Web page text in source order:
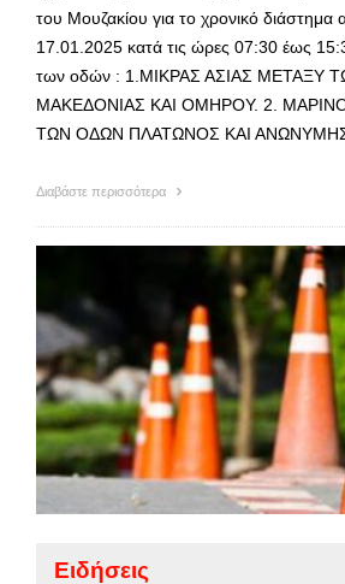
του Μουζακίου για το χρονικό
17.01.2025 κατά τις ώρες 07:30 έως
των οδών : 1.ΜΙΚΡΑΣ ΑΣΙΑΣ ΜΕΤΑΞΥ
ΜΑΚΕΔΟΝΙΑΣ ΚΑΙ ΟΜΗΡΟΥ. 2.
ΤΩΝ ΟΔΩΝ ΠΛΑΤΩΝΟΣ ΚΑΙ
Διαβάστε περισσότερα
Ειδήσεις